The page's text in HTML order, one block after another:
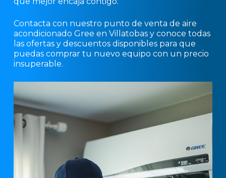
Contacta con nuestro punto de venta de aire
acondicionado Gree en Villatobas y conoce todas
las ofertas y descuentos disponibles para que
puedas comprar tu nuevo equipo con un precio
insuperable.